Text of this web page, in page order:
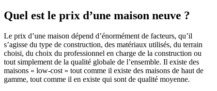
Quel est le prix d’une maison neuve ?
Le prix d’une maison dépend d’énormément de facteurs, qu’il
s’agisse du type de construction, des matériaux utilisés, du terrain
choisi, du choix du professionnel en charge de la construction ou
tout simplement de la qualité globale de l’ensemble. Il existe des
maisons « low-cost » tout comme il existe des maisons de haut de
gamme, tout comme il en existe qui sont de qualité moyenne.